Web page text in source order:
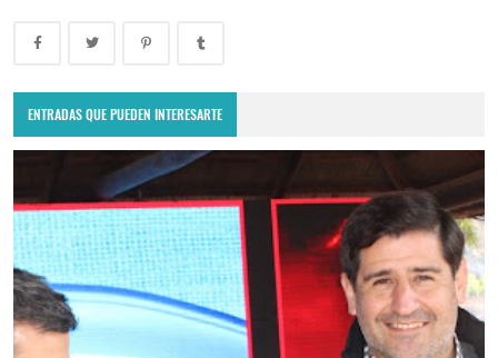
ENTRADAS QUE PUEDEN INTERESARTE